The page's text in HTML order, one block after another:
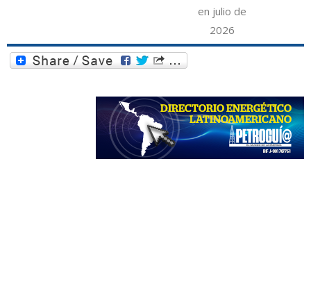
en julio de
2026